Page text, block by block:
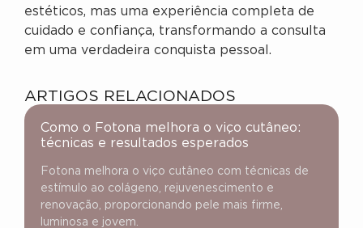
estéticos, mas uma experiência completa de
cuidado e confiança, transformando a consulta
em uma verdadeira conquista pessoal.
ARTIGOS RELACIONADOS
Como o Fotona melhora o viço cutâneo:
técnicas e resultados esperados
Fotona melhora o viço cutâneo com técnicas de
estímulo ao colágeno, rejuvenescimento e
renovação, proporcionando pele mais firme,
luminosa e jovem.